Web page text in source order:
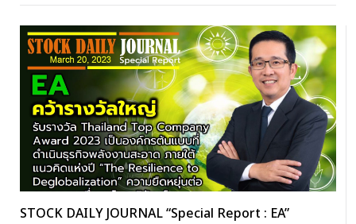
STOCK DAILY JOURNAL “Special Report : EA”